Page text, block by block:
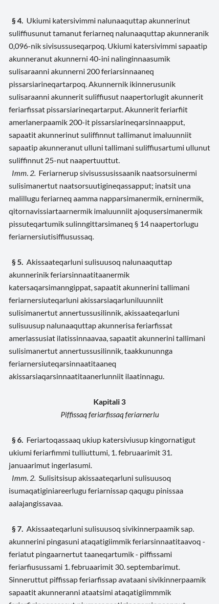
§ 4. Ukiumi katersivimmi nalunaaquttap akunnerinut
suliffiusunut tamanut feriarneq nalunaaquttap akunneranik
0,096-nik sivisussuseqarpoq. Ukiumi katersivimmi sapaatip
akunneranut akunnerni 40-ini nalinginnaasumik
sulisaraanni akunnerni 200 feriarsinnaaneq
pissarsiarineqartarpoq. Akunnernik ikinnerusunik
sulisaraanni akunnerit suliffiusut naapertorlugit akunnerit
feriarfissat pissarsiarineqartarput. Akunnerit feriarfiit
amerlanerpaamik 200-it pissarsiarineqarsinnaapput,
sapaatit akunnerinut suliffinnut tallimanut imaluunniit
sapaatip akunneranut ulluni tallimani suliffiusartumi ullunut
suliffinnut 25-nut naapertuuttut.
Imm. 2. Feriarnerup sivisussusissaanik naatsorsuinermi
sulisimanertut naatsorsuutigineqassapput; inatsit una
malillugu feriarneq aamma napparsimanermik, erninermik,
qitornavissiartaarnermik imaluunniit ajoqusersimanermik
pissuteqartumik sulinngittarsimaneq § 14 naapertorlugu
feriarnersiutisiffiusussaq.
§ 5. Akissaateqarluni sulisuusoq nalunaaquttap
akunnerinik feriarsinnaatitaanermik
katersaqarsimanngippat, sapaatit akunnerini tallimani
feriarnersiuteqarluni akissarsiaqarluniluunniit
sulisimanertut annertussusilinnik, akissaateqarluni
sulisuusup nalunaaquttap akunnerisa feriarfissat
amerlassusiat ilatissinnaavaa, sapaatit akunnerini tallimani
sulisimanertut annertussusilinnik, taakkununnga
feriarnersiuteqarsinnaatitaaneq
akissarsiaqarsinnaatitaanerlunniit ilaatinnagu.
Kapitali 3
Piffissaq feriarfissaq feriarnerlu
§ 6. Feriartoqassaaq ukiup katersiviusup kingornatigut
ukiumi feriarfimmi tulliuttumi, 1. februaarimit 31.
januaarimut ingerlasumi.
Imm. 2. Sulisitsisup akissaateqarluni sulisuusoq
isumaqatiginiareerlugu feriarnissap qaqugu pinissaa
aalajangissavaa.
§ 7. Akissaateqarluni sulisuusoq sivikinnerpaamik sap.
akunnerini pingasuni ataqatigiimmik feriarsinnaatitaavoq -
feriatut pingaarnertut taaneqartumik - piffissami
feriarfiusussami 1. februaarimit 30. septembarimut.
Sinneruttut piffissap feriarfissap avataani sivikinnerpaamik
sapaatit akunneranni ataatsimi ataqatigiimmmik